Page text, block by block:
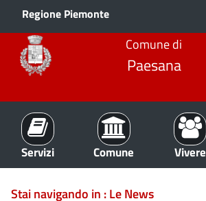
Regione Piemonte
Comune di
Paesana
Servizi Comune Vivere
Stai navigando in :Le News